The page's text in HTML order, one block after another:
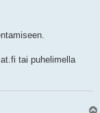
tai puhelimella